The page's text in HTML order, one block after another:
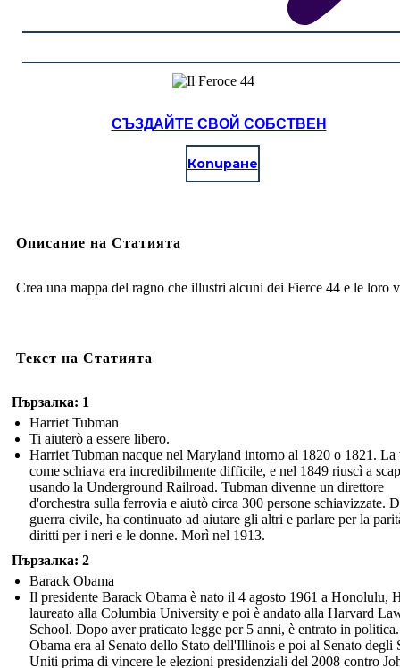
СЪЗДАЙТЕ СВОЙ СОБСТВЕН
Копиране
Описание на Статията
Crea una mappa del ragno che illustri alcuni dei Fierce 44 e le loro
Текст на Статията
Пързалка: 1
Harriet Tubman
Ti aiuterò a essere libero.
Harriet Tubman nacque nel Maryland intorno al 1820 o 1821. La
come schiava era incredibilmente difficile, e nel 1849 riuscì a
usando la Underground Railroad. Tubman divenne un direttore
d'orchestra sulla ferrovia e aiutò circa 300 persone schiavizzate.
guerra civile, ha continuato ad aiutare gli altri e parlare per la
diritti per i neri e le donne. Morì nel 1913.
Пързалка: 2
Barack Obama
Il presidente Barack Obama è nato il 4 agosto 1961 a Honolulu,
laureato alla Columbia University e poi è andato alla Harvard
School. Dopo aver praticato legge per 5 anni, è entrato in politica.
Obama era al Senato dello Stato dell'Illinois e poi al Senato degli
Uniti prima di vincere le elezioni presidenziali del 2008 contro